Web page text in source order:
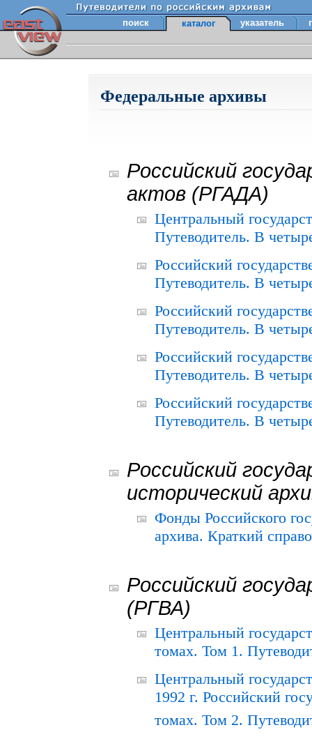
поиск каталог указатель
Федеральные архивы
Российский
актов (РГАДА)
Центральный
Путеводитель. В
Российский
Путеводитель. В
Российский
Путеводитель. В
Российский
Путеводитель. В
Российский
Путеводитель. В
Российский
исторический
Фонды Российского
архива. Краткий
Российский
(РГВА)
Центральный
томах. Том 1.
Центральный
1992 г. Российский
томах. Том 2.